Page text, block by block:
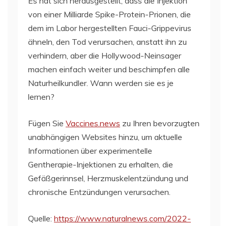
von einer Milliarde Spike-Protein-Prionen, die
dem im Labor hergestellten Fauci-Grippevirus
ähneln, den Tod verursachen, anstatt ihn zu
verhindern, aber die Hollywood-Neinsager
machen einfach weiter und beschimpfen alle
Naturheilkundler. Wann werden sie es je
lernen?
Fügen Sie Vaccines.news zu Ihren bevorzugten
unabhängigen Websites hinzu, um aktuelle
Informationen über experimentelle
Gentherapie-Injektionen zu erhalten, die
Gefäßgerinnsel, Herzmuskelentzündung und
chronische Entzündungen verursachen.
Quelle: https://www.naturalnews.com/2022-